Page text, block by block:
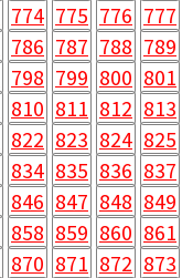
774 775 776 777
786 787 788 789
798 799 800 801
810 811 812 813
822 823 824 825
834 835 836 837
846 847 848 849
858 859 860 861
870 871 872 873